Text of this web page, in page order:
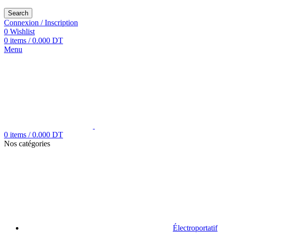
Search
Connexion / Inscription
0 Wishlist
0 items / 0.000 DT
Menu
0 items / 0.000 DT
Nos catégories
Électroportatif